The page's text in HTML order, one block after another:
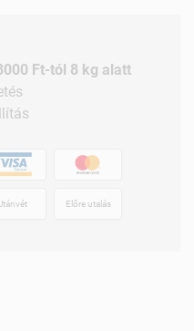
Ft-tól 8 kg alatt
Előre utalás